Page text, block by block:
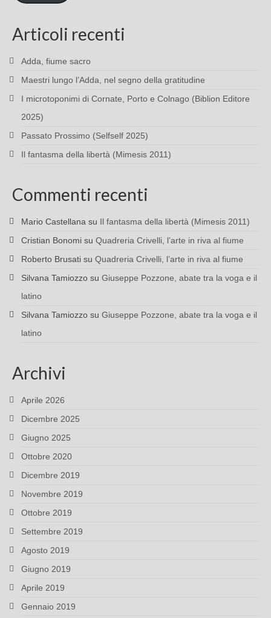
Articoli recenti
Adda, fiume sacro
Maestri lungo l’Adda, nel segno della gratitudine
I microtoponimi di Cornate, Porto e Colnago (Biblion Editore
2025)
Passato Prossimo (Selfself 2025)
Il fantasma della libertà (Mimesis 2011)
Commenti recenti
Mario Castellana su Il fantasma della libertà (Mimesis 2011)
Cristian Bonomi su Quadreria Crivelli, l’arte in riva al fiume
Roberto Brusati su Quadreria Crivelli, l’arte in riva al fiume
Silvana Tamiozzo su Giuseppe Pozzone, abate tra la voga e il
latino
Silvana Tamiozzo su Giuseppe Pozzone, abate tra la voga e il
latino
Archivi
Aprile 2026
Dicembre 2025
Giugno 2025
Ottobre 2020
Dicembre 2019
Novembre 2019
Ottobre 2019
Settembre 2019
Agosto 2019
Giugno 2019
Aprile 2019
Gennaio 2019